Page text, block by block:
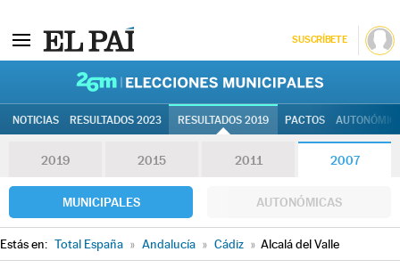
SUSCRÍBETE
NOTICIAS RESULTADOS 2023 RESULTADOS 2019 PACTOS
2019 2015 2011 2007
MUNICIPALES AUTONÓMICAS
Estás en: Total España » Andalucía » Cádiz » Alcalá del Valle